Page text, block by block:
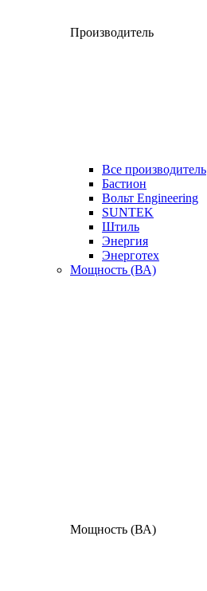
Производитель
Все производитель
Бастион
Вольт Engineering
SUNTEK
Штиль
Энергия
Энерготех
Мощность (ВА)
Мощность (ВА)